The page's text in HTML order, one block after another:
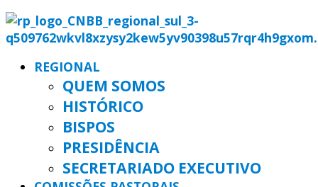
REGIONAL
QUEM SOMOS
HISTÓRICO
BISPOS
PRESIDÊNCIA
SECRETARIADO EXECUTIVO